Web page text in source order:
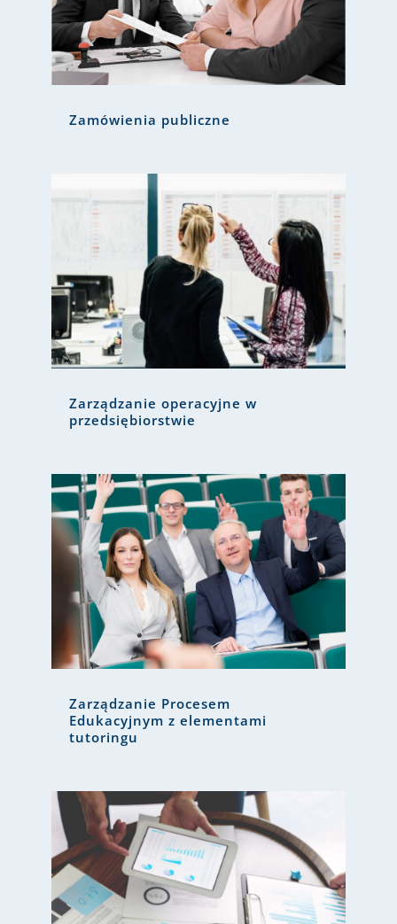
Zamówienia publiczne
Zarządzanie operacyjne w
przedsiębiorstwie
Zarządzanie Procesem
Edukacyjnym z elementami
tutoringu